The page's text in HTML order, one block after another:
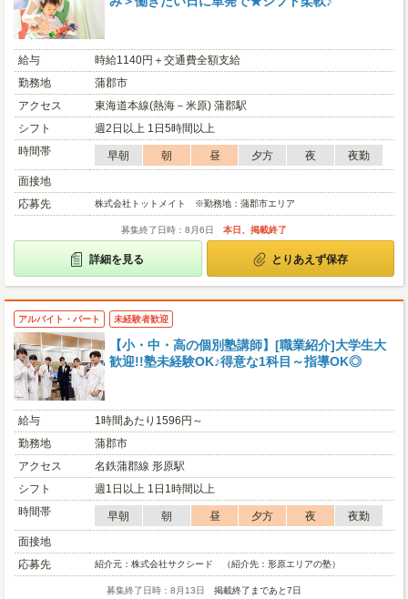
給与
時給1140円＋交通費全額支給
勤務地
蒲郡市
アクセス
東海道本線(熱海－米原) 蒲郡駅
シフト
週2日以上 1日5時間以上
時間帯
早朝 朝 昼 夕方 夜
夜勤
面接地
応募先
株式会社トットメイト ※勤務地：蒲郡市エリア
募集終了日時：8月6日 本日、掲載終了
詳細を見る とりあえず保存
アルバイト・パート 未経験者歓迎
【小・中・高の個別塾講師】[職業紹介]大学生大
歓迎!!塾未経験OK♪得意な1科目～指導OK◎
給与
1時間あたり1596円～
勤務地
蒲郡市
アクセス
名鉄蒲郡線 形原駅
シフト
週1日以上 1日1時間以上
時間帯
早朝 朝 昼 夕方 夜
夜勤
面接地
応募先
紹介元：株式会社サクシード （紹介先：形原エリアの塾）
募集終了日時：8月13日 掲載終了まであと7日